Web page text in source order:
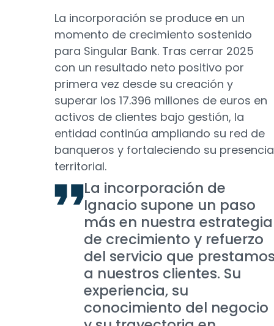
La incorporación se produce en un
momento de crecimiento sostenido
para Singular Bank. Tras cerrar 2025
con un resultado neto positivo por
primera vez desde su creación y
superar los 17.396 millones de euros en
activos de clientes bajo gestión, la
entidad continúa ampliando su red de
banqueros y fortaleciendo su presencia
territorial.
La incorporación de
Ignacio supone un paso
más en nuestra estrategia
de crecimiento y refuerzo
del servicio que
a nuestros clientes. Su
experiencia, su
conocimiento del negocio